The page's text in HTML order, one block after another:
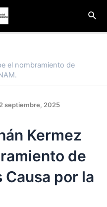
el nombramiento de
septiembre, 2025
Kermez
de
por la